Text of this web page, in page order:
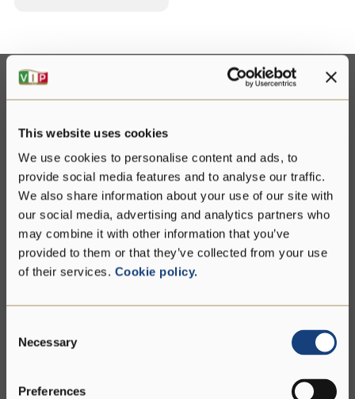
This website uses cookies
We use cookies to personalise content and ads, to
provide social media features and to analyse our traffic.
We also share information about your use of our site with
our social media, advertising and analytics partners who
may combine it with other information that you’ve
provided to them or that they’ve collected from your use
of their services. Cookie policy.
Selection
Necessary
Preferences
gruppo e sui nostri prodotti.